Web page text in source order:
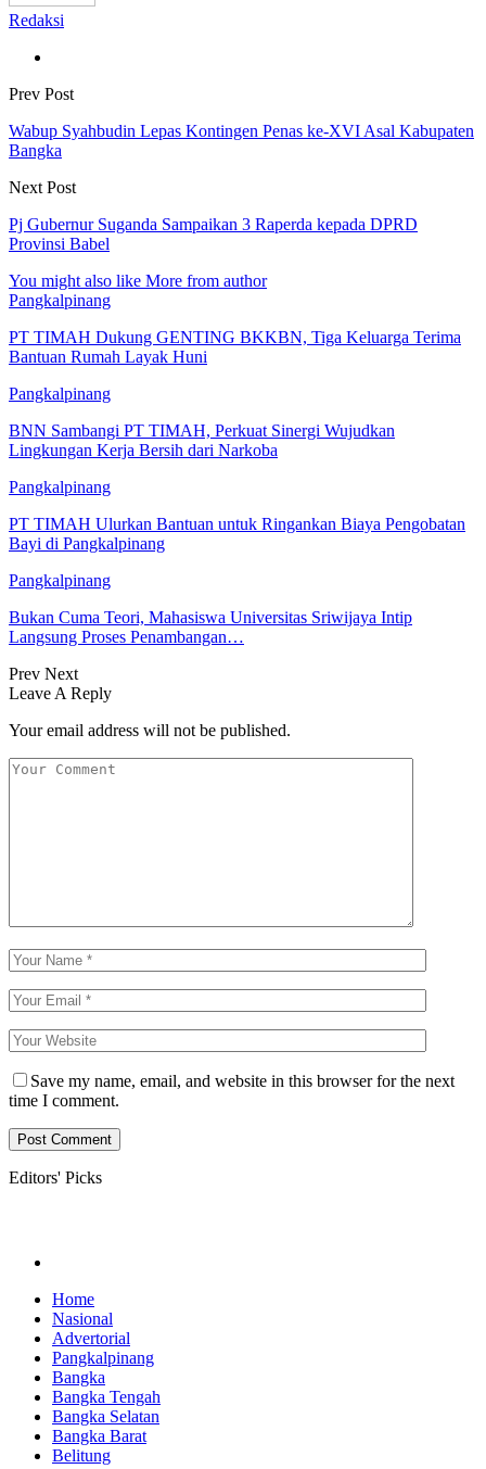
Redaksi
Prev Post
Wabup Syahbudin Lepas Kontingen Penas ke-XVI Asal Kabupaten
Bangka
Next Post
Pj Gubernur Suganda Sampaikan 3 Raperda kepada DPRD
Provinsi Babel
You might also like More from author
Pangkalpinang
PT TIMAH Dukung GENTING BKKBN, Tiga Keluarga Terima
Bantuan Rumah Layak Huni
Pangkalpinang
BNN Sambangi PT TIMAH, Perkuat Sinergi Wujudkan
Lingkungan Kerja Bersih dari Narkoba
Pangkalpinang
PT TIMAH Ulurkan Bantuan untuk Ringankan Biaya Pengobatan
Bayi di Pangkalpinang
Pangkalpinang
Bukan Cuma Teori, Mahasiswa Universitas Sriwijaya Intip
Langsung Proses Penambangan…
Prev Next
Leave A Reply
Your email address will not be published.
Save my name, email, and website in this browser for the next
time I comment.
Editors' Picks
Home
Nasional
Advertorial
Pangkalpinang
Bangka
Bangka Tengah
Bangka Selatan
Bangka Barat
Belitung